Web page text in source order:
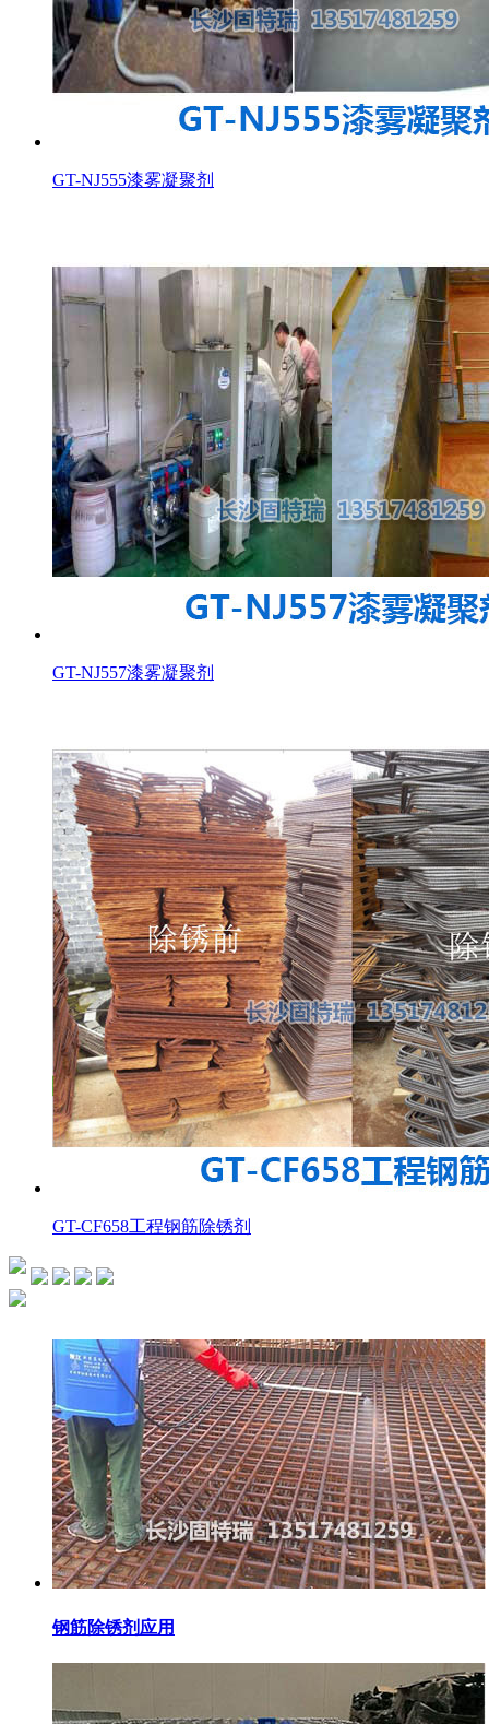
GT-NJ555漆雾凝聚剂
GT-NJ557漆雾凝聚剂
GT-CF658工程钢筋除锈剂
钢筋除锈剂应用